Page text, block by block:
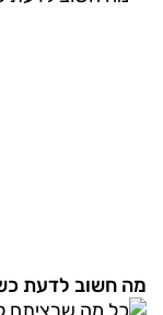
מה חשוב לדעת